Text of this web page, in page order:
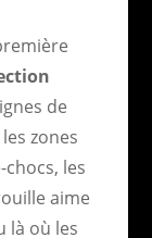
de
zones
les
aime
là où les